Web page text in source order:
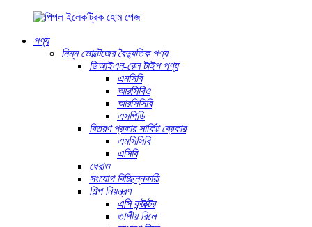
পণ্য
নিম্ন ভোল্টেজের বৈদ্যুতিক পণ্য
ডিআইএন-রেল টাইপ পণ্য
এমসিবি
আরসিবিও
আরসিসিবি
এসপিডি
বিতরণ প্রকার সার্কিট ব্রেকার
এমসিসিবি
এসিবি
ঘেরাও
সংযোগ বিচ্ছিন্নকারী
শিল্প নিয়ন্ত্রণ
এসি কন্টাক্টর
তাপীয় রিলে